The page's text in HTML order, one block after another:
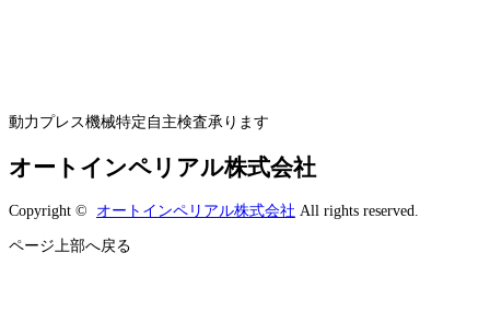
動力プレス機械特定自主検査承ります
オートインペリアル株式会社
Copyright © オートインペリアル株式会社 All rights reserved.
ページ上部へ戻る